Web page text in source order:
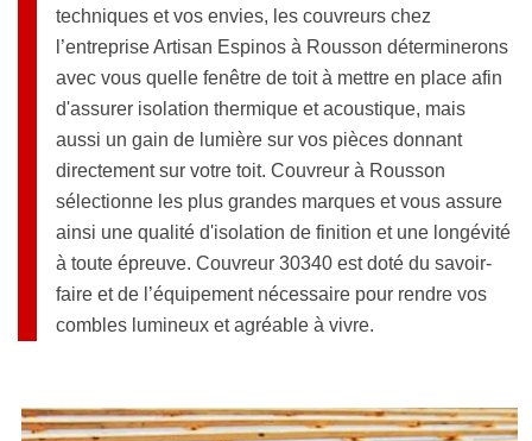
techniques et vos envies, les couvreurs chez
l’entreprise Artisan Espinos à Rousson déterminerons
avec vous quelle fenêtre de toit à mettre en place afin
d'assurer isolation thermique et acoustique, mais
aussi un gain de lumière sur vos pièces donnant
directement sur votre toit. Couvreur à Rousson
sélectionne les plus grandes marques et vous assure
ainsi une qualité d'isolation de finition et une longévité
à toute épreuve. Couvreur 30340 est doté du savoir-
faire et de l’équipement nécessaire pour rendre vos
combles lumineux et agréable à vivre.